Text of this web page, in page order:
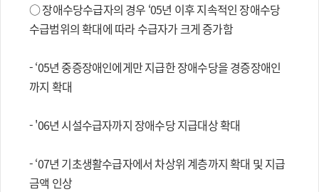
○ 장애수당수급자의 경우 ‘05년 이후 지속적인 장애수당
수급범위의 확대에 따라 수급자가 크게 증가함
- ‘05년 중증장애인에게만 지급한 장애수당을 경증장애인
까지 확대
- '06년 시설수급자까지 장애수당 지급대상 확대
- ‘07년 기초생활수급자에서 차상위 계층까지 확대 및 지급
금액 인상